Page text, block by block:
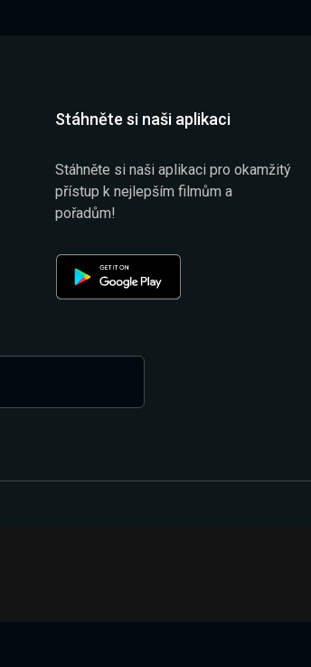
Stáhněte si naši aplikaci
Stáhněte si naši aplikaci pro okamžitý
přístup k nejlepším filmům a
pořadům!